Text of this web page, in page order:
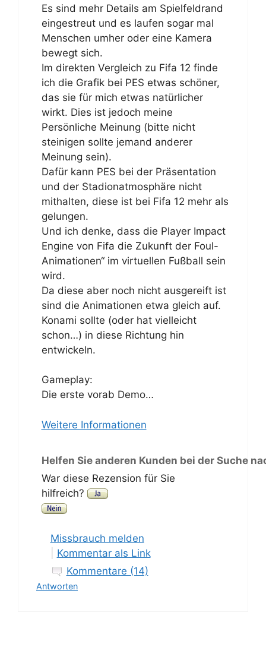
Es sind mehr Details am Spielfeldrand
eingestreut und es laufen sogar mal
Menschen umher oder eine Kamera
bewegt sich.
Im direkten Vergleich zu Fifa 12 finde
ich die Grafik bei PES etwas schöner,
das sie für mich etwas natürlicher
wirkt. Dies ist jedoch meine
Persönliche Meinung (bitte nicht
steinigen sollte jemand anderer
Meinung sein).
Dafür kann PES bei der Präsentation
und der Stadionatmosphäre nicht
mithalten, diese ist bei Fifa 12 mehr als
gelungen.
Und ich denke, dass die Player Impact
Engine von Fifa die Zukunft der Foul-
Animationen“ im virtuellen Fußball sein
wird.
Da diese aber noch nicht ausgereift ist
sind die Animationen etwa gleich auf.
Konami sollte (oder hat vielleicht
schon…) in diese Richtung hin
entwickeln.
Gameplay:
Die erste vorab Demo…
Weitere Informationen
Helfen Sie anderen Kunden bei der Suche
War diese Rezension für Sie
hilfreich?
Missbrauch melden
Kommentar als Link
Kommentare (14)
Antworten